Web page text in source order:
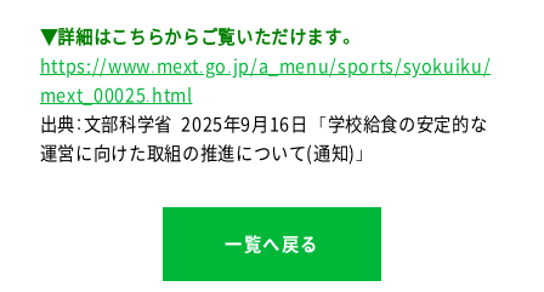
▼詳細はこちらからご覧いただけます。
https://www.mext.go.jp/a_menu/sports/syokuiku/
mext_00025.html
出典：文部科学省 2025年9月16日 「学校給食の安定的な
運営に向けた取組の推進について(通知)」
一覧へ戻る